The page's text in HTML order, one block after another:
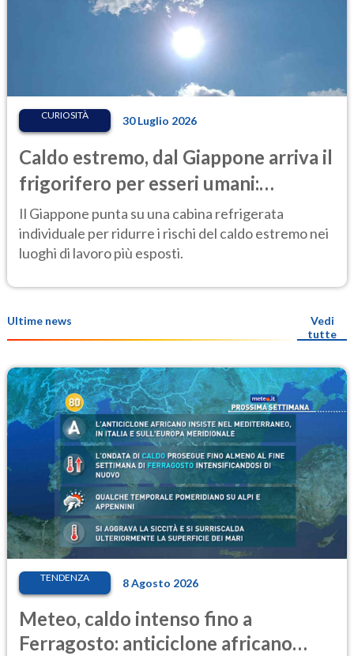
CURIOSITÀ 30 Luglio 2026
Caldo estremo, dal Giappone arriva il
frigorifero per esseri umani:
l'invenzione anti-afa che fa
discutere
Il Giappone punta su una cabina refrigerata
individuale per ridurre i rischi del caldo estremo nei
luoghi di lavoro più esposti.
Ultime news
Vedi
tutte
TENDENZA 8 Agosto 2026
Meteo, caldo intenso fino a
Ferragosto: anticiclone africano